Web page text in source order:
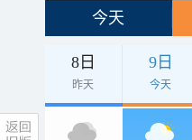
今天
8日
昨天
9日
今天